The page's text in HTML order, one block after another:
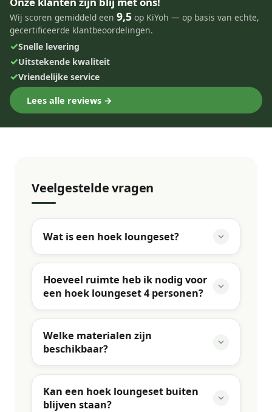
Wij scoren gemiddeld een 9,5 op KiYoh — op basis van echte,
gecertificeerde klantbeoordelingen.
✓Snelle levering
✓Uitstekende kwaliteit
✓Vriendelijke service
Lees alle reviews →
Veelgestelde vragen
Wat is een hoek loungeset?
Hoeveel ruimte heb ik nodig voor
een hoek loungeset 4 personen?
Welke materialen zijn
beschikbaar?
Kan een hoek loungeset buiten
blijven staan?